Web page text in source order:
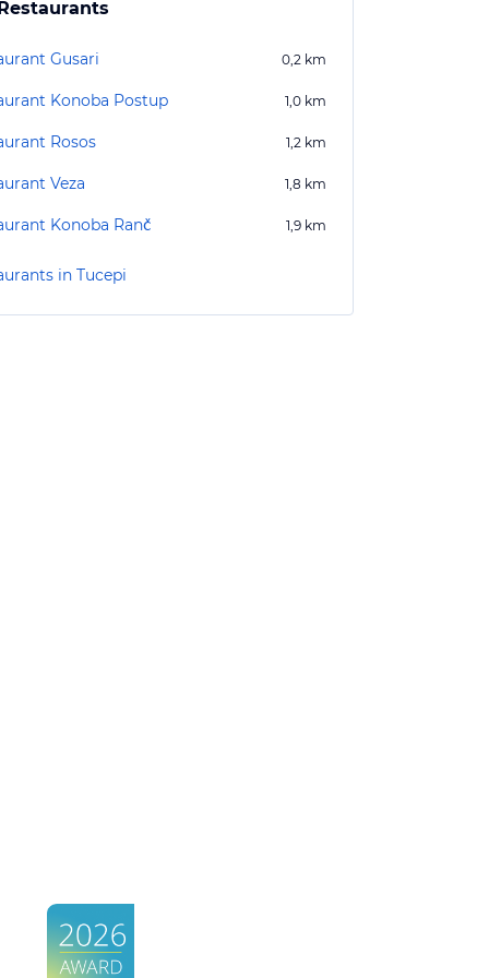
Gusari 0,2 km
Konoba Postup 1,0 km
Rosos 1,2 km
Veza 1,8 km
Konoba Ranč 1,9 km
in Tucepi